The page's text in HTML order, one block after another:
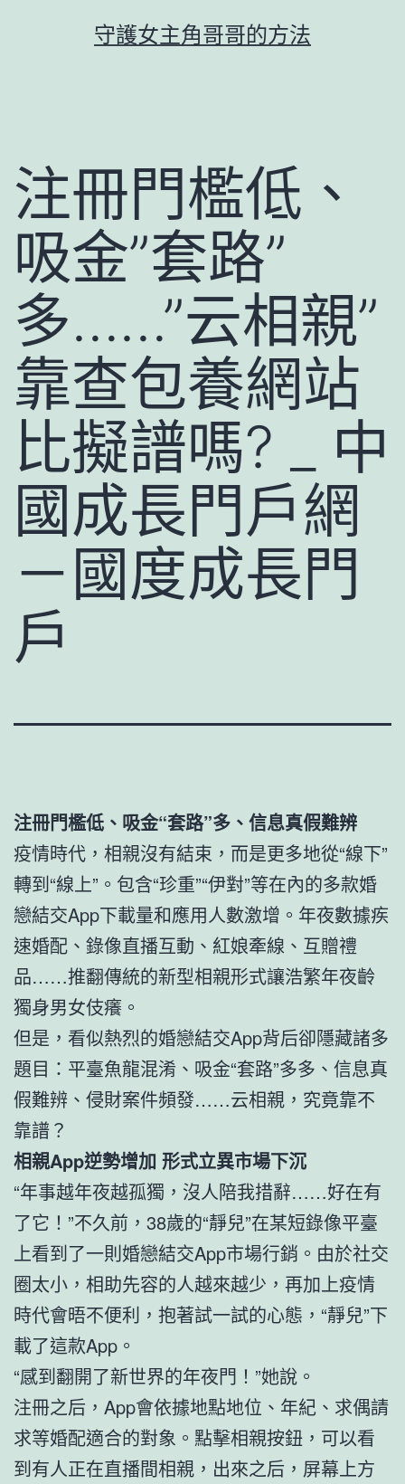
守護女主角哥哥的方法
注冊門檻低、
吸金”套路”
多……”云相親”
靠查包養網站
比擬譜嗎? _ 中
國成長門戶網
－國度成長門
戶
注冊門檻低、吸金“套路”多、信息真假難辨
疫情時代，相親沒有結束，而是更多地從“線下”
轉到“線上”。包含“珍重”“伊對”等在內的多款婚
戀結交App下載量和應用人數激增。年夜數據疾
速婚配、錄像直播互動、紅娘牽線、互贈禮
品……推翻傳統的新型相親形式讓浩繁年夜齡
獨身男女伎癢。
但是，看似熱烈的婚戀結交App背后卻隱藏諸多
題目：平臺魚龍混淆、吸金“套路”多多、信息真
假難辨、侵財案件頻發……云相親，究竟靠不
靠譜？
相親App逆勢增加 形式立異市場下沉
“年事越年夜越孤獨，沒人陪我措辭……好在有
了它！”不久前，38歲的“靜兒”在某短錄像平臺
上看到了一則婚戀結交App市場行銷。由於社交
圈太小，相助先容的人越來越少，再加上疫情
時代會晤不便利，抱著試一試的心態，“靜兒”下
載了這款App。
“感到翻開了新世界的年夜門！”她說。
注冊之后，App會依據地點地位、年紀、求偶請
求等婚配適合的對象。點擊相親按鈕，可以看
到有人正在直播間相親，出來之后，屏幕上方